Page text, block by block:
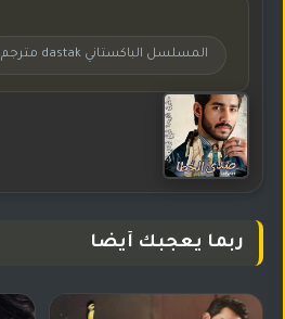
المسلسل الباكستاني dastak مترجم
ربما يعجبك أيضا